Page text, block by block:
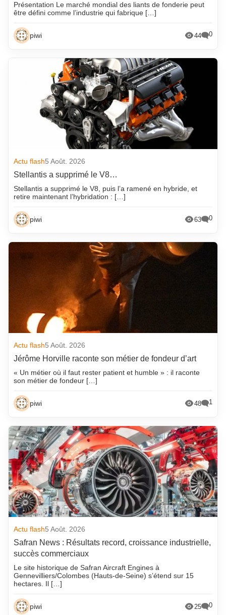
Présentation Le marché mondial des liants de fonderie peut
être défini comme l’industrie qui fabrique […]
piwi 44 0
Actu flash5 Août. 2026
Stellantis a supprimé le V8…
Stellantis a supprimé le V8, puis l’a ramené en hybride, et
retire maintenant l’hybridation : […]
piwi 63 0
Actu flash5 Août. 2026
Jérôme Horville raconte son métier de fondeur d’art
« Un métier où il faut rester patient et humble » : il raconte
son métier de fondeur […]
piwi 48 1
Actu flash5 Août. 2026
Safran News : Résultats record, croissance industrielle,
succès commerciaux
Le site historique de Safran Aircraft Engines à
Gennevilliers/Colombes (Hauts-de-Seine) s’étend sur 15
hectares. Il […]
piwi 25 0